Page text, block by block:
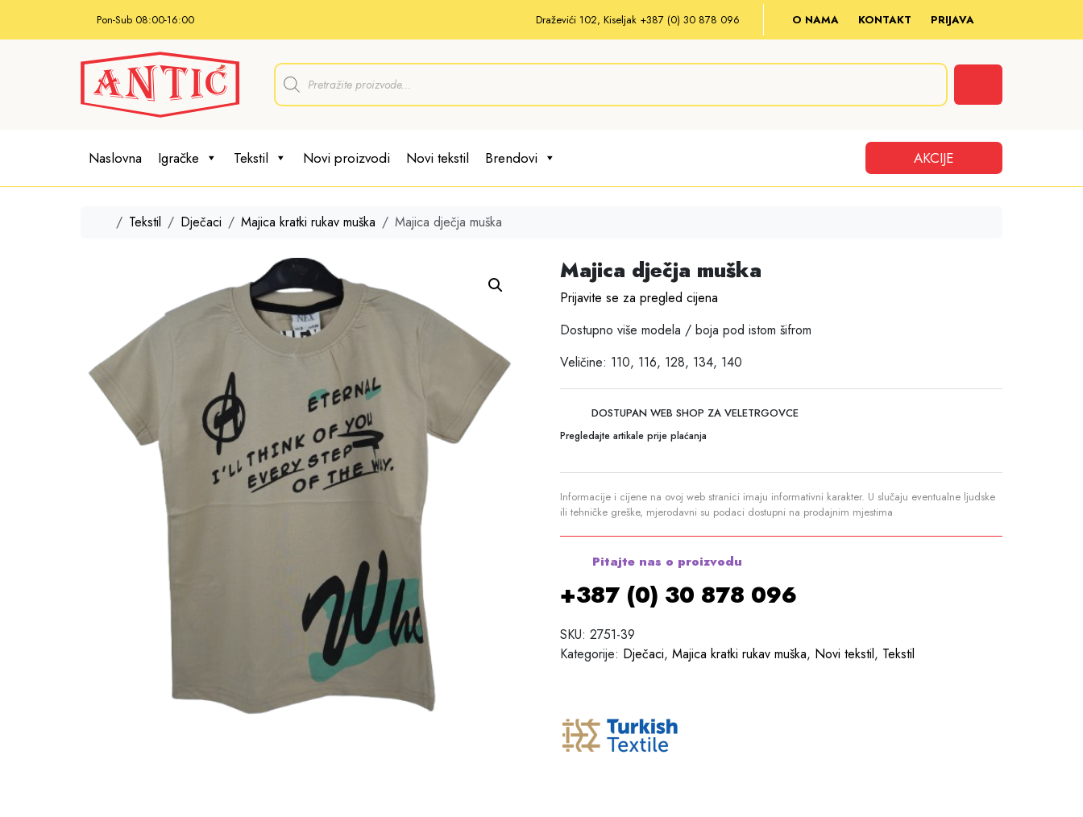
Pon-Sub 08:00-16:00 Draževići 102, Kiseljak +387 (0) 30 878 096 O NAMA KONTAKT PRIJAVA
P
d
s
e
c
Naslovna Igračke Tekstil Novi proizvodi Novi tekstil AKCIJE
Brendovi
HomeTekstil Dječaci Majica kratki rukav muška Majica dječja muška
Majica dječja muška
Prijavite se za pregled cijena
Dostupno više modela / boja pod istom šifrom
Veličine: 110, 116, 128, 134, 140
DOSTUPAN WEB SHOP ZA VELETRGOVCE
Pregledajte artikale prije plaćanja
Informacije i cijene na ovoj web stranici imaju informativni karakter. U slučaju eventualne ljudske
ili tehničke greške, mjerodavni su podaci dostupni na prodajnim mjestima
Pitajte nas o proizvodu
+387 (0) 30 878 096
SKU: 2751-39
Kategorije: Dječaci, Majica kratki rukav muška, Novi tekstil, Tekstil